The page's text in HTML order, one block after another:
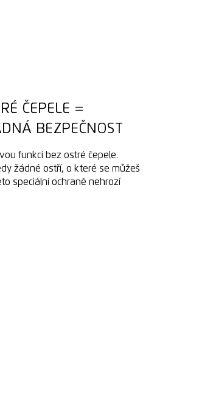
ČEPELE =
BEZPEČNOST
funkci bez ostré čepele.
žádné ostří, o které se můžeš
speciální ochraně nehrozí